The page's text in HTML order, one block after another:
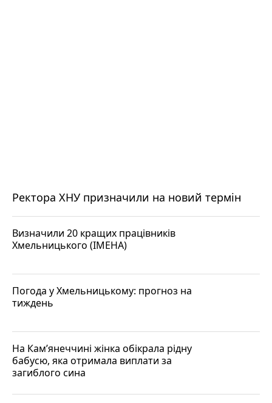
Ректора ХНУ призначили на новий термін
Визначили 20 кращих працівників
Хмельницького (ІМЕНА)
Погода у Хмельницькому: прогноз на
тиждень
На Кам’янеччині жінка обікрала рідну
бабусю, яка отримала виплати за
загиблого сина